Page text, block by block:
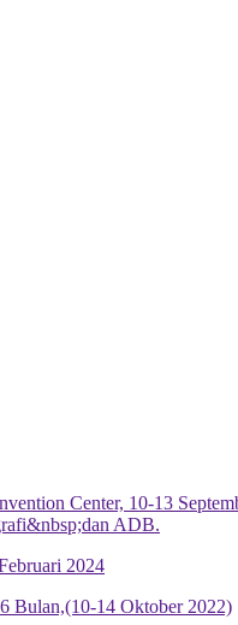
Center, 10-13
ADB.
2024
Bulan,(10-14 Oktober 2022)